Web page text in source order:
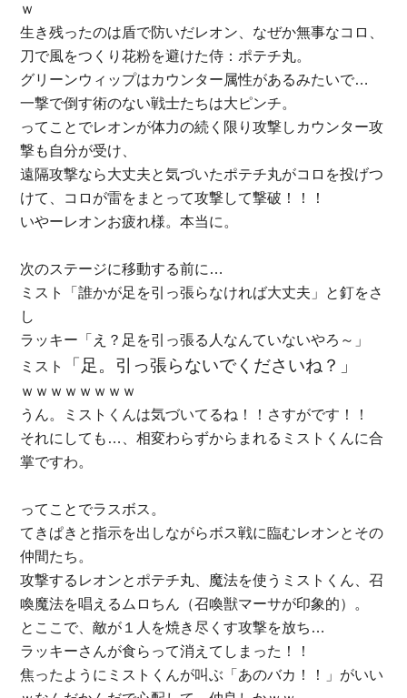
ｗ
生き残ったのは盾で防いだレオン、なぜか無事なコロ、
刀で風をつくり花粉を避けた侍：ポテチ丸。
グリーンウィップはカウンター属性があるみたいで…
一撃で倒す術のない戦士たちは大ピンチ。
ってことでレオンが体力の続く限り攻撃しカウンター攻
撃も自分が受け、
遠隔攻撃なら大丈夫と気づいたポテチ丸がコロを投げつ
けて、コロが雷をまとって攻撃して撃破！！！
いやーレオンお疲れ様。本当に。
次のステージに移動する前に…
ミスト「誰かが足を引っ張らなければ大丈夫」と釘をさ
し
ラッキー「え？足を引っ張る人なんていないやろ～」
ミスト
「足。引っ張らないでくださいね？」
ｗｗｗｗｗｗｗｗ
うん。ミストくんは気づいてるね！！さすがです！！
それにしても…、相変わらずからまれるミストくんに合
掌ですわ。
ってことでラスボス。
てきぱきと指示を出しながらボス戦に臨むレオンとその
仲間たち。
攻撃するレオンとポテチ丸、魔法を使うミストくん、召
喚魔法を唱えるムロちん（召喚獣マーサが印象的）。
とここで、敵が１人を焼き尽くす攻撃を放ち…
ラッキーさんが食らって消えてしまった！！
焦ったようにミストくんが叫ぶ「あのバカ！！」がいい